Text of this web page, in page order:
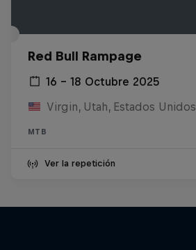
Red Bull Rampage
16 – 18 Octubre 2025
Virgin, Utah, Estados Unidos
MTB
Ver la repetición